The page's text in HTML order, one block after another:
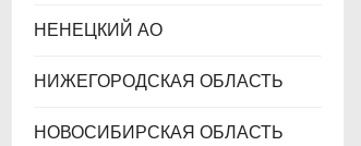
НЕНЕЦКИЙ АО
НИЖЕГОРОДСКАЯ ОБЛАСТЬ
НОВОСИБИРСКАЯ ОБЛАСТЬ